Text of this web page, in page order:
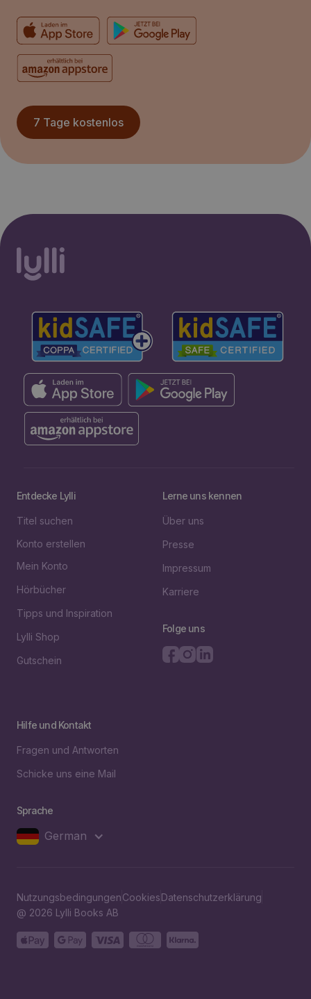
7 Tage kostenlos
Entdecke Lylli
Titel suchen
Konto erstellen
Mein Konto
Hörbücher
Tipps und Inspiration
Lylli Shop
Gutschein
Lerne uns kennen
Über uns
Presse
Impressum
Karriere
Folge uns
Hilfe und Kontakt
Fragen und Antworten
Schicke uns eine Mail
Sprache
German
NutzungsbedingungenCookiesDatenschutzerklärung
@ 2026 Lylli Books AB